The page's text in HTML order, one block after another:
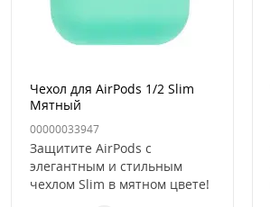
Чехол для AirPods 1/2 Slim
Мятный
00000033947
Защитите AirPods с
элегантным и стильным
чехлом Slim в мятном цвете!